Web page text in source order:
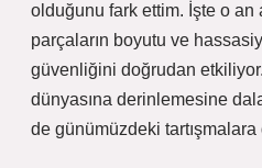
olduğunu fark ettim. İşte o an
parçaların boyutu ve
güvenliğini doğrudan
dünyasına derinlemesine
de günümüzdeki